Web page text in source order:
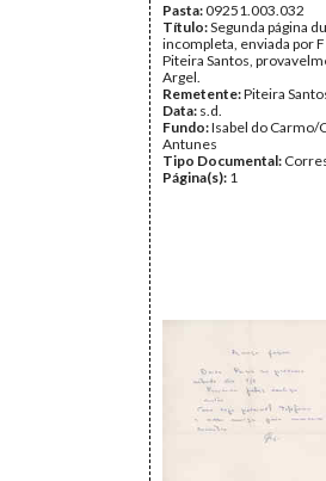
Pasta:09251.003.032
Título:Segunda página
incompleta, enviada por
Piteira Santos,
Argel.
Remetente:Piteira
Data: s.d.
Fundo:Isabel do Carmo/
Antunes
Tipo Documental:
Página(s): 1